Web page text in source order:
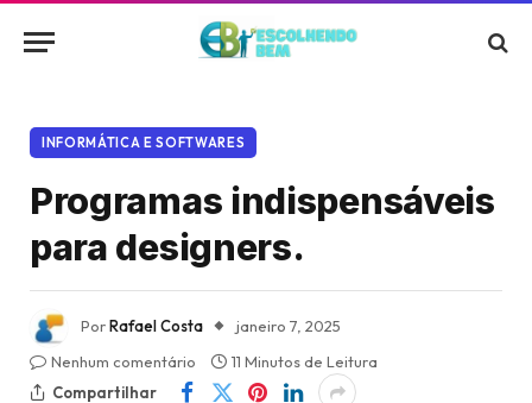
INFORMÁTICA E SOFTWARES
Programas indispensáveis
para designers.
PorRafael Costa
janeiro 7, 2025
Nenhum comentário
11 Minutos de Leitura
Compartilhar